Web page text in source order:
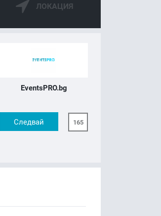
ЛОКАЦИЯ
EventsPRO.bg
Следвай 165